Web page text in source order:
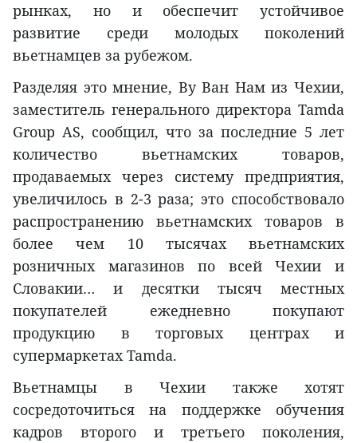
рынках, но и обеспечит устойчивое
развитие среди молодых поколений
вьетнамцев за рубежом.
Разделяя это мнение, Ву Ван Нам из Чехии,
заместитель генерального директора Tamda
Group AS, сообщил, что за последние 5 лет
количество вьетнамских товаров,
продаваемых через систему предприятия,
увеличилось в 2-3 раза; это способствовало
распространению вьетнамских товаров в
более чем 10 тысячах вьетнамских
розничных магазинов по всей Чехии и
Словакии… и десятки тысяч местных
покупателей ежедневно покупают
продукцию в торговых центрах и
супермаркетах Tamda.
Вьетнамцы в Чехии также хотят
сосредоточиться на поддержке обучения
кадров второго и третьего поколения,